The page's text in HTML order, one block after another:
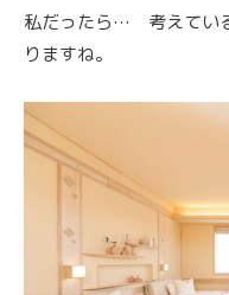
私だったら… 考えてい
りますね。